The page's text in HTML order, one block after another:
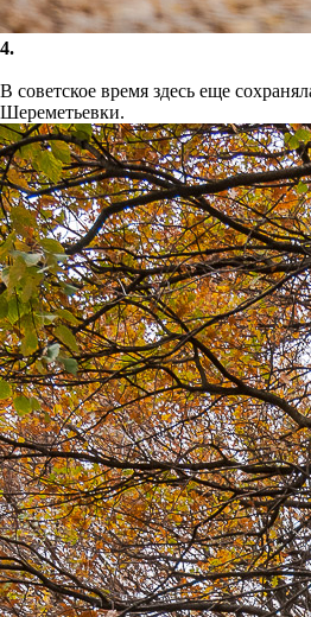
4.
В советское время здесь еще
Шереметьевки.